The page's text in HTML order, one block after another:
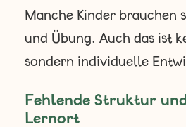
Manche Kinder brauchen
und Übung. Auch das ist
sondern individuelle
Fehlende Struktur
Lernort